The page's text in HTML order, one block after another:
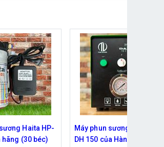
Daehan
Hàn Quốc
Bơm phun sương Daehan
DH 6017 hỗ trợ từ 5 - 20